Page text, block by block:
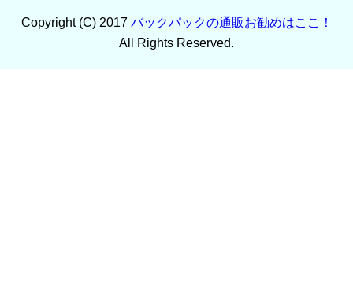
Copyright (C) 2017 バックパックの通販お勧めはここ！
All Rights Reserved.